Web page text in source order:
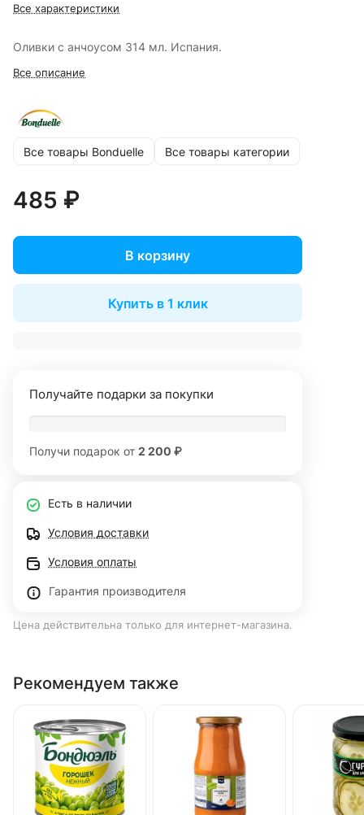
Все характеристики
Оливки с анчоусом 314 мл. Испания.
Все описание
Все товары Bonduelle Все товары категории
485 ₽
В корзину
Купить в 1 клик
Получайте подарки за покупки
Получи подарок от 2 200 ₽
Есть в наличии
Условия доставки
Условия оплаты
Гарантия производителя
Цена действительна только для интернет-магазина.
Рекомендуем также